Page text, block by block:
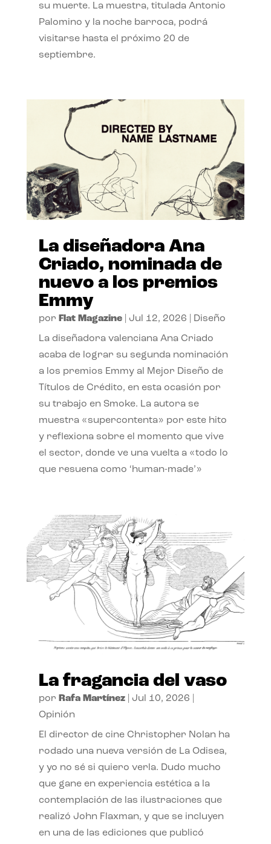
su muerte. La muestra, titulada Antonio
Palomino y la noche barroca, podrá
visitarse hasta el próximo 20 de
septiembre.
La diseñadora Ana
Criado, nominada de
nuevo a los premios
Emmy
por Flat Magazine| Jul 12, 2026 Diseño
La diseñadora valenciana Ana Criado
acaba de lograr su segunda nominación
a los premios Emmy al Mejor Diseño de
Títulos de Crédito, en esta ocasión por
su trabajo en Smoke. La autora se
muestra «supercontenta» por este hito
y reflexiona sobre el momento que vive
el sector, donde ve una vuelta a «todo lo
que resuena como ‘human-made’»
La fragancia del vaso
por Rafa Martínez| Jul 10, 2026
Opinión
El director de cine Christopher Nolan ha
rodado una nueva versión de La Odisea,
y yo no sé si quiero verla. Dudo mucho
que gane en experiencia estética a la
contemplación de las ilustraciones que
realizó John Flaxman, y que se incluyen
en una de las ediciones que publicó